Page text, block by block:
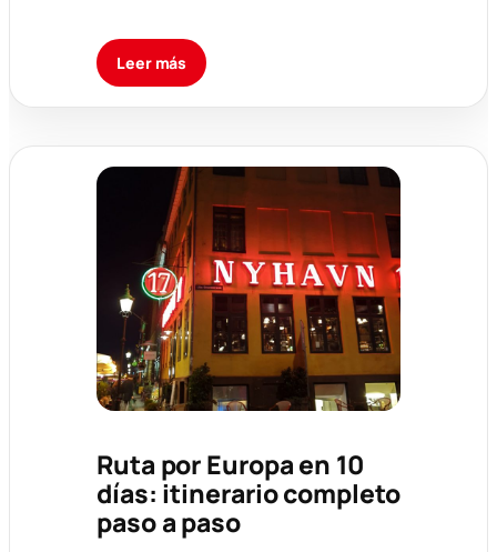
Leer más
Ruta por Europa en 10
días: itinerario completo
paso a paso